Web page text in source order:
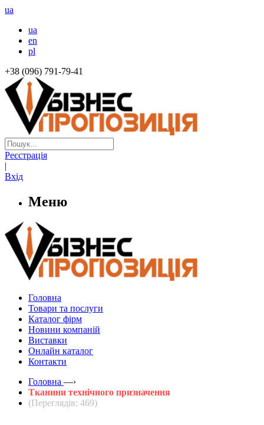
ua
ua
en
pl
+38 (096) 791-79-41
Реєстрація
|
Вхід
Меню
Головна
Товари та послуги
Каталог фірм
Новини компаній
Виставки
Онлайн каталог
Контакти
Головна —›
Тканини технічного призначення
(Переглядів: 469)